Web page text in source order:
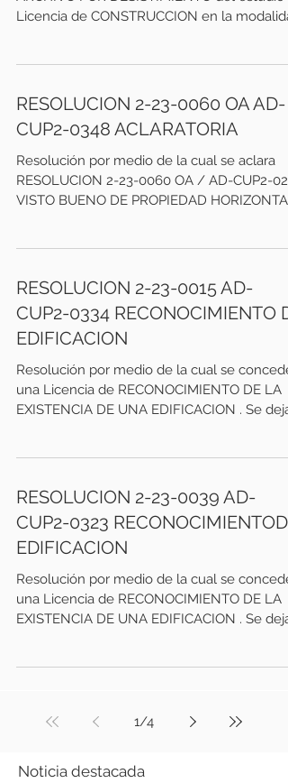
Licencia de CONSTRUCCION en la
RESOLUCION 2-23-0060 OA AD-
CUP2-0348 ACLARATORIA
Resolución por medio de la cual se aclara
RESOLUCION 2-23-0060 OA / AD-CUP2-
VISTO BUENO DE PROPIEDAD
RESOLUCION 2-23-0015 AD-
CUP2-0334 RECONOCIMIENTO
EDIFICACION
Resolución por medio de la cual se concede
una Licencia de RECONOCIMIENTO DE LA
EXISTENCIA DE UNA EDIFICACION . Se deja
RESOLUCION 2-23-0039 AD-
CUP2-0323 RECONOCIMIENTODE
EDIFICACION
Resolución por medio de la cual se concede
una Licencia de RECONOCIMIENTO DE LA
EXISTENCIA DE UNA EDIFICACION . Se deja
1/4
Noticia destacada